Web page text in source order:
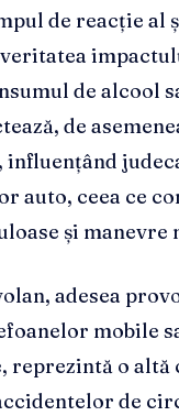
de reacție al
de alcool
de
influențând
auto, ceea ce
și manevre
adesea
mobile
reprezintă o altă
de